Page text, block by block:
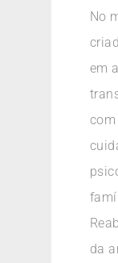
No
em
da